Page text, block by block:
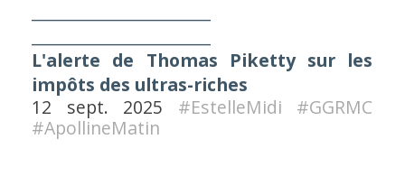
L'alerte de Thomas Piketty sur les
impôts des ultras-riches
12 sept. 2025
#EstelleMidi
#GGRMC
#ApollineMatin